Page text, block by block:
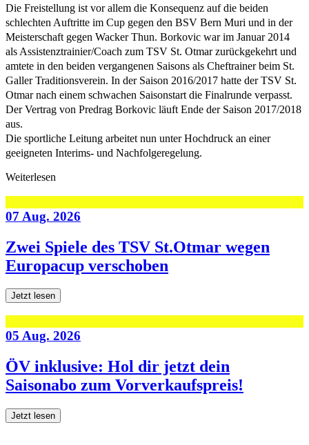
Die Freistellung ist vor allem die Konsequenz auf die beiden
schlechten Auftritte im Cup gegen den BSV Bern Muri und in der
Meisterschaft gegen Wacker Thun. Borkovic war im Januar 2014
als Assistenztrainier/Coach zum TSV St. Otmar zurückgekehrt und
amtete in den beiden vergangenen Saisons als Cheftrainer beim St.
Galler Traditionsverein. In der Saison 2016/2017 hatte der TSV St.
Otmar nach einem schwachen Saisonstart die Finalrunde verpasst.
Der Vertrag von Predrag Borkovic läuft Ende der Saison 2017/2018
aus.
Die sportliche Leitung arbeitet nun unter Hochdruck an einer
geeigneten Interims- und Nachfolgeregelung.
Weiterlesen
07 Aug. 2026
Zwei Spiele des TSV St.Otmar wegen
Europacup verschoben
Jetzt lesen
05 Aug. 2026
ÖV inklusive: Hol dir jetzt dein
Saisonabo zum Vorverkaufspreis!
Jetzt lesen